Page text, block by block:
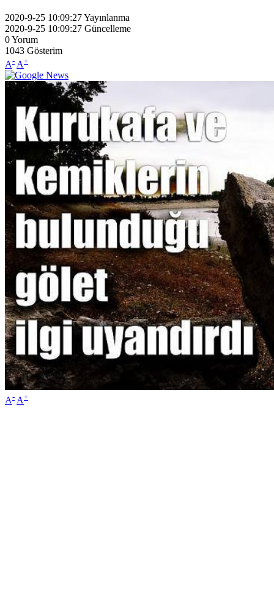
2020-9-25 10:09:27Yayınlanma
2020-9-25 10:09:27 Güncelleme
0Yorum
1043 Gösterim
A- A+
A- A+